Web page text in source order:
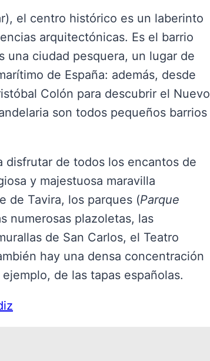
el centro histórico es un laberinto
arquitectónicas. Es el barrio
una ciudad pesquera, un lugar de
de España: además, desde
Colón para descubrir el Nuevo
son todos pequeños barrios
disfrutar de todos los encantos de
y majestuosa maravilla
de Tavira, los parques (Parque
numerosas plazoletas, las
de San Carlos, el Teatro
hay una densa concentración
de las tapas españolas.